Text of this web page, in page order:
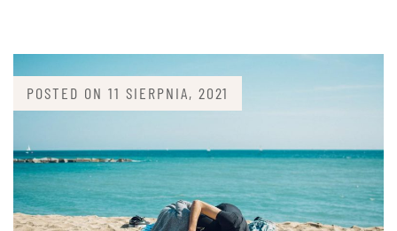
POSTED ON 11 SIERPNIA, 2021